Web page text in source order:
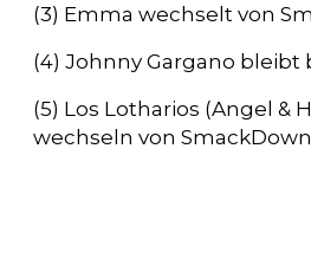
(3) Emma wechselt von
(4) Johnny Gargano bleibt
(5) Los Lotharios (Angel &
wechseln von SmackDown